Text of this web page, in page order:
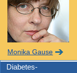
Monika Gause
Diabetes-